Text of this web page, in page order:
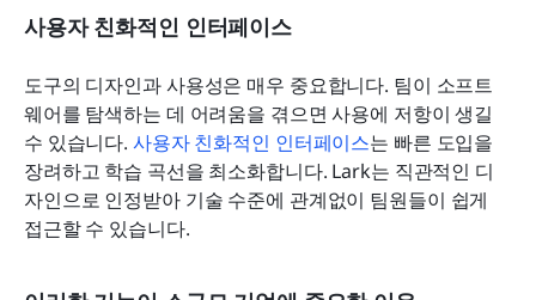
사용자 친화적인 인터페이스
도구의 디자인과 사용성은 매우 중요합니다. 팀이 소프트
웨어를 탐색하는 데 어려움을 겪으면 사용에 저항이 생길
수 있습니다. 사용자 친화적인 인터페이스는 빠른 도입을
장려하고 학습 곡선을 최소화합니다. Lark는 직관적인 디
자인으로 인정받아 기술 수준에 관계없이 팀원들이 쉽게
접근할 수 있습니다.